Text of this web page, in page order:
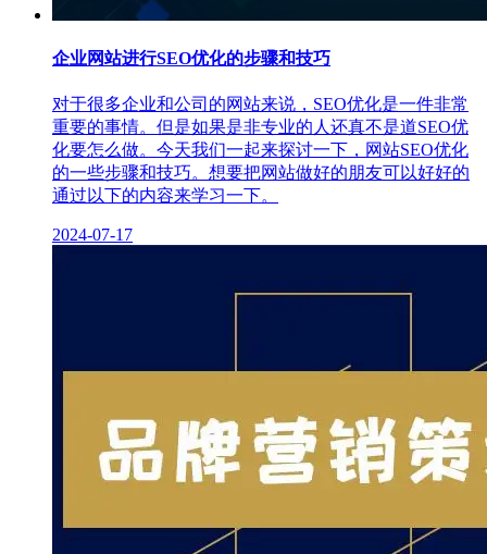
企业网站进行SEO优化的步骤和技巧
对于很多企业和公司的网站来说，SEO优化是一件非常
重要的事情。但是如果是非专业的人还真不是道SEO优
化要怎么做。今天我们一起来探讨一下，网站SEO优化
的一些步骤和技巧。想要把网站做好的朋友可以好好的
通过以下的内容来学习一下。
2024-07-17